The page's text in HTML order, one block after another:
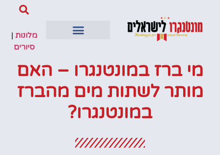
מלונות |
סיורים
מי ברז במונטנגרו – האם
מותר לשתות מים מהברז
במונטנגרו?